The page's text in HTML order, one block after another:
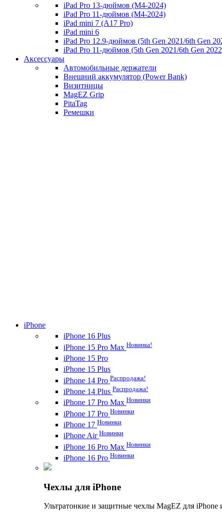
iPad Pro 13-дюймов (M4-2024)
iPad Pro 11-дюймов (M4-2024)
iPad mini 7 (A17 Pro)
iPad mini 6
iPad Pro 12.9-дюймов (5th Gen 2021/6th Gen
iPad Pro 11-дюймов (5th Gen 2021/6th Gen
Аксессуары
Автомобильные держатели
Внешний аккумулятор (Power Bank)
Визитницы
MagEZ Grip
PitaTag
Ремешки
iPhone
iPhone 16 Plus
iPhone 15 Pro Max Новинка!
iPhone 15 Pro
iPhone 15 Plus
iPhone 14 Pro Распродажа!
iPhone 14 Plus Распродажа!
iPhone 17 Pro Max Новинки
iPhone 17 Pro Новинки
iPhone 17 Новинки
iPhone Air Новинки
iPhone 16 Pro Max Новинки
iPhone 16 Pro Новинки
Чехлы для iPhone
Ультратонкие и защитные чехлы MagEZ для iPhone